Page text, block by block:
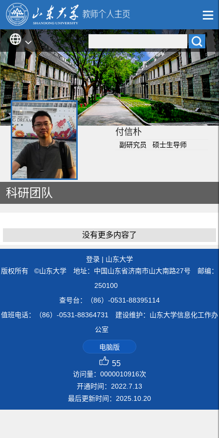
付信朴
副研究员 硕士生导师
科研团队
没有更多内容了
登录 | 山东大学
版权所有 ©山东大学 地址：中国山东省济南市山大南路27号 邮编：
250100
查号台：（86）-0531-88395114
值班电话：（86）-0531-88364731 建设维护：山东大学信息化工作办
公室
电脑版
55
访问量： 0000010916次
开通时间： 2022 7 13
最后更新时间： 2025 10 20